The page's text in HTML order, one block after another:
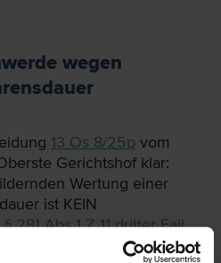
wegen
13 Os 8/25p vom
Gerichtshof klar:
Wertung einer
ist KEIN
§ 281 Abs 1 Z 11 dritter Fall
(Berufung